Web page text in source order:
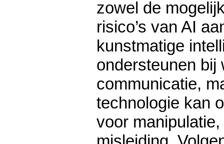
zowel de
risico’s van AI
kunstmatige
ondersteunen bij
communicatie,
technologie kan
voor